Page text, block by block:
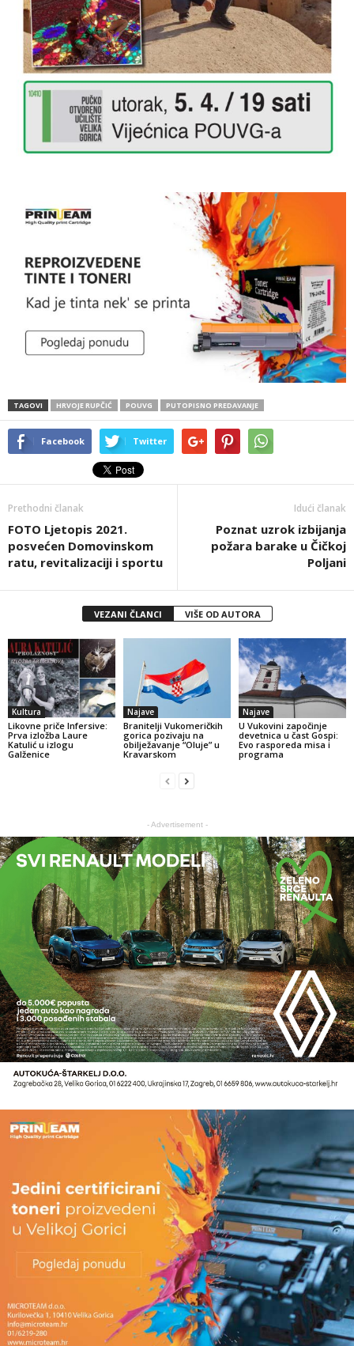
TAGOVI HRVOJE RUPČIĆ POUVG PUTOPISNO PREDAVANJE
Facebook Twitter
Prethodni članak
FOTO Ljetopis 2021.
posvećen Domovinskom
ratu, revitalizaciji i sportu
Idući članak
Poznat uzrok izbijanja
požara barake u Čičkoj
Poljani
VEZANI ČLANCI VIŠE OD AUTORA
Kultura
Likovne priče Infersive:
Prva izložba Laure
Katulić u izlogu
Galženice
Najave
Branitelji Vukomeričkih
gorica pozivaju na
obilježavanje “Oluje” u
Kravarskom
Najave
U Vukovini započinje
devetnica u čast Gospi:
Evo rasporeda misa i
programa
- Advertisement -